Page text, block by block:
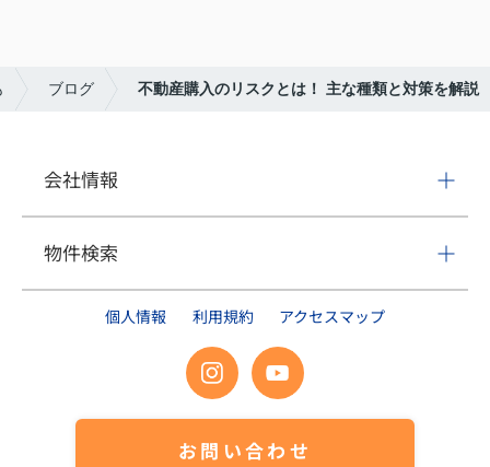
ブログ 不動産購入のリスクとは！ 主な種類と対策を解説
会社情報
物件検索
個人情報 利用規約 アクセスマップ
お問い合わせ